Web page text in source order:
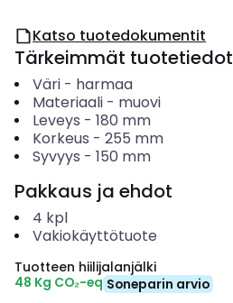
Katso tuotedokumentit
Tärkeimmät tuotetiedot
Väri- harmaa
Materiaali- muovi
Leveys - 180 mm
Korkeus - 255 mm
Syvyys - 150 mm
Pakkaus ja ehdot
4 kpl
Vakiokäyttötuote
Tuotteen hiilijalanjälki
48 Kg CO₂-eq Soneparin arvio